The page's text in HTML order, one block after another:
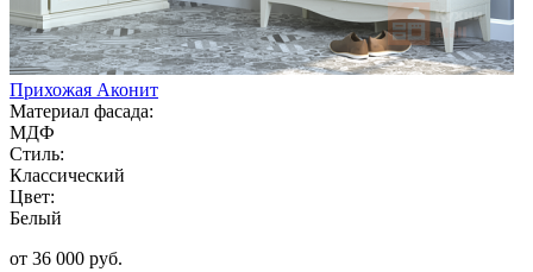
Прихожая Аконит
Материал фасада:
МДФ
Стиль:
Классический
Цвет:
Белый
от 36 000 руб.